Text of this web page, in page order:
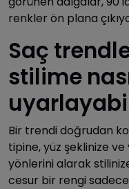
renkler ön plana
Saç
stilime
Bir trendi doğrudan
tipine, yüz şeklinize
yönlerini alarak
cesur bir rengi